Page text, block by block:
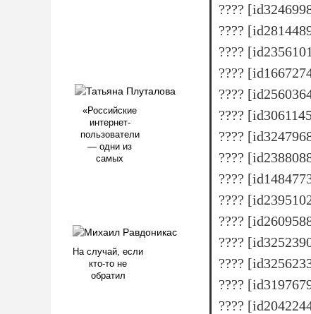
????
????
????
????
????
????
????
????
????
????
????
????
????
????
????
«Российские
интернет-
пользователи
— одни из
самых
На случай, если
кто-то не
обратил